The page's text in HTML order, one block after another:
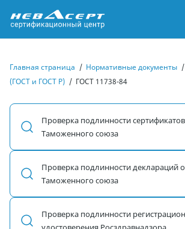
Главная страница / Нормативные документы /
(ГОСТ и ГОСТ Р) / ГОСТ 11738-84
Проверка подлинности сертификатов
Таможенного союза
Проверка подлинности деклараций о
Таможенного союза
Проверка подлинности